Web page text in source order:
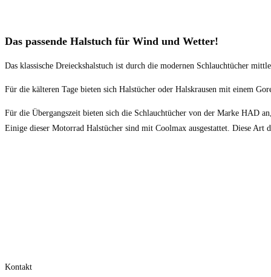
Das passende Halstuch für Wind und Wetter!
Das klassische Dreieckshalstuch ist durch die modernen Schlauchtücher
Für die kälteren Tage bieten sich Halstücher oder Halskrausen mit einem
Für die Übergangszeit bieten sich die Schlauchtücher von der Marke HAD
Einige dieser Motorrad Halstücher sind mit Coolmax ausgestattet. Diese
Kontakt